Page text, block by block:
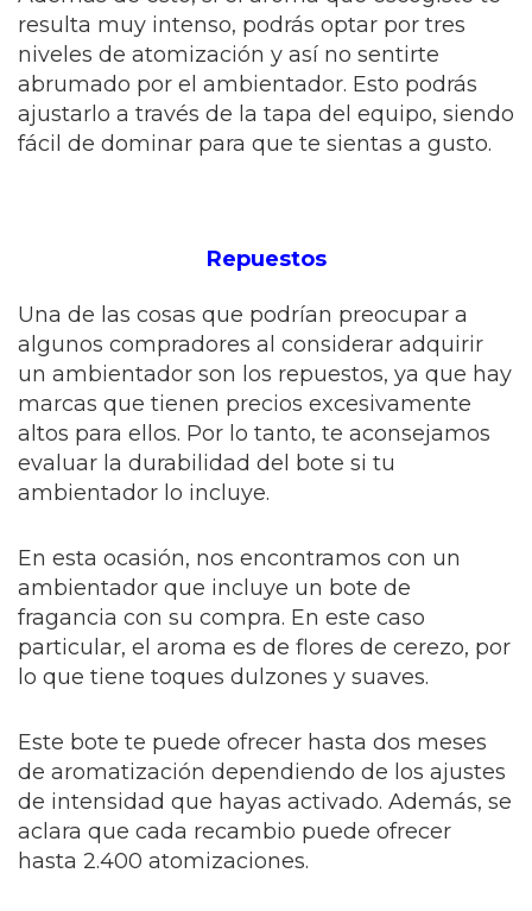
resulta muy intenso, podrás optar por tres
niveles de atomización y así no sentirte
abrumado por el ambientador. Esto podrás
ajustarlo a través de la tapa del equipo, siendo
fácil de dominar para que te sientas a gusto.
Repuestos
Una de las cosas que podrían preocupar a
algunos compradores al considerar adquirir
un ambientador son los repuestos, ya que hay
marcas que tienen precios excesivamente
altos para ellos. Por lo tanto, te aconsejamos
evaluar la durabilidad del bote si tu
ambientador lo incluye.
En esta ocasión, nos encontramos con un
ambientador que incluye un bote de
fragancia con su compra. En este caso
particular, el aroma es de flores de cerezo, por
lo que tiene toques dulzones y suaves.
Este bote te puede ofrecer hasta dos meses
de aromatización dependiendo de los ajustes
de intensidad que hayas activado. Además, se
aclara que cada recambio puede ofrecer
hasta 2.400 atomizaciones.